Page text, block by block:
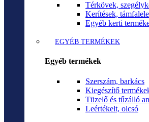
Térkövek,
Kerítések,
Egyéb kerti
EGYÉB TERMÉKEK
Egyéb termékek
Szerszám, barkács
Kiegészítő
Tüzelő és tűzálló
Leértékelt, olcsó